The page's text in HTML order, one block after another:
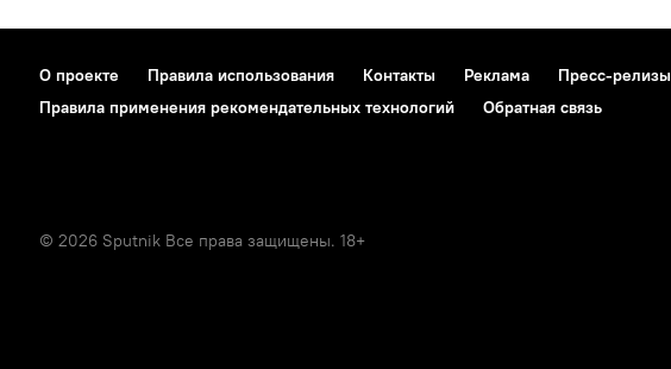
О проекте Правила использования Контакты Реклама Пресс-релизы
Правила применения рекомендательных технологий
Обратная связь
© 2026 Sputnik Все права защищены. 18+